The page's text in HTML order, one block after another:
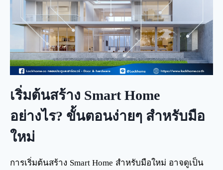
เริ่มต้นสร้าง Smart Home
อย่างไร? ขั้นตอนง่ายๆ สำหรับมือ
ใหม่
การเริ่มต้นสร้าง Smart Home สำหรับมือใหม่ อาจดูเป็น